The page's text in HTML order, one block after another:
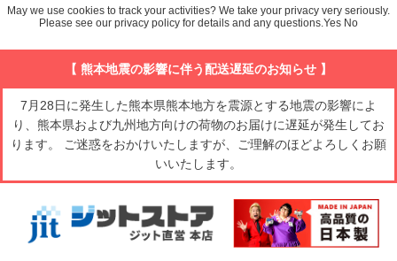
【 熊本地震の影響に伴う配送遅延のお知らせ 】
7月28日に発生した熊本県熊本地方を震源とする地震の影響によ
り、熊本県および九州地方向けの荷物のお届けに遅延が発生してお
ります。 ご迷惑をおかけいたしますが、ご理解のほどよろしくお願
いいたします。
May we use cookies to track your activities? We take your privacy very seriously.
Please see our privacy policy for details and any questions.Yes No